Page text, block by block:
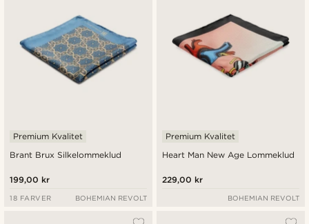
Brant Brux Silkelommeklud
Premium Kvalitet
199,00 kr
18 FARVER BOHEMIAN REVOLT
Heart Man New Age Lommeklud
Premium Kvalitet
229,00 kr
BOHEMIAN REVOLT